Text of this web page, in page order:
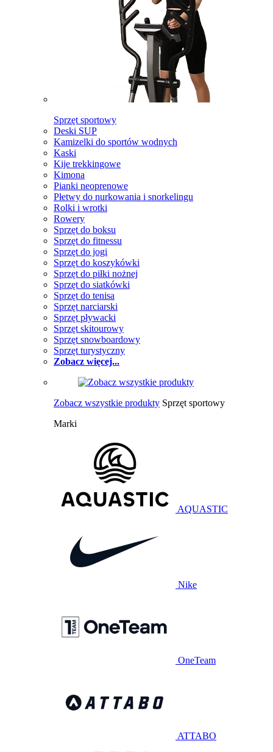
Sprzęt sportowy
Deski SUP
Kamizelki do sportów wodnych
Kaski
Kije trekkingowe
Kimona
Pianki neoprenowe
Płetwy do nurkowania i snorkelingu
Rolki i wrotki
Rowery
Sprzęt do boksu
Sprzęt do fitnessu
Sprzęt do jogi
Sprzęt do koszykówki
Sprzęt do piłki nożnej
Sprzęt do siatkówki
Sprzęt do tenisa
Sprzęt narciarski
Sprzęt pływacki
Sprzęt skitourowy
Sprzęt snowboardowy
Sprzęt turystyczny
Zobacz więcej...
Zobacz wszystkie produkty Sprzęt sportowy
Marki
AQUASTIC
Nike
OneTeam
ATTABO